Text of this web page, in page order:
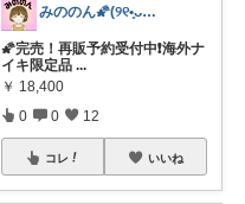
みののん🌠(୨୧•͈ᴗ•͈)感謝♡
🌠完売！再販予約受付中❗️海外ナ
イキ限定品 ...
￥ 18,400
0 0 12
コレ いいね